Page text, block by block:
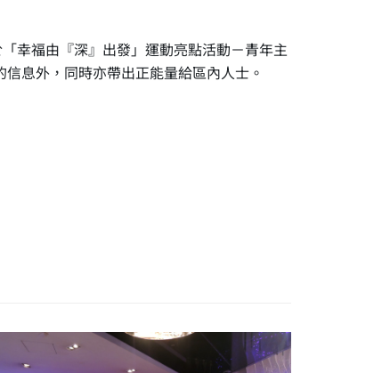
幸福由『深』出發」運動亮點活動－青年主
息外，同時亦帶出正能量給區內人士。